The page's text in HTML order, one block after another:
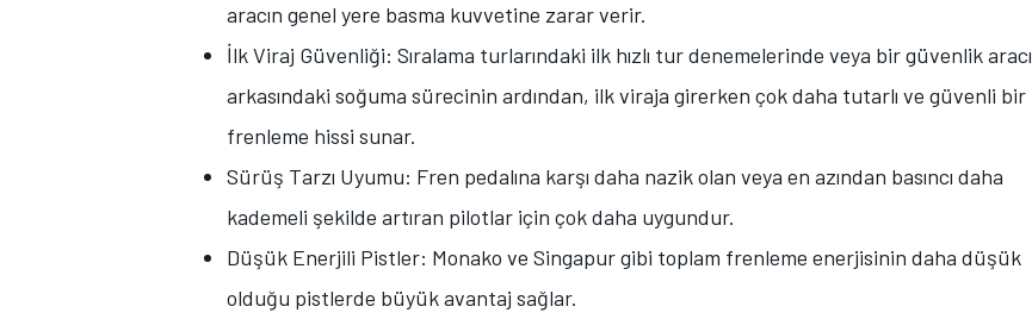
MOTOSİKLET
aracın genel yere basma kuvvetine zarar verir.
İlk Viraj Güvenliği: Sıralama turlarındaki ilk hızlı tur denemelerinde veya bir güvenlik aracı
arkasındaki soğuma sürecinin ardından, ilk viraja girerken çok daha tutarlı ve güvenli bir
frenleme hissi sunar.
Sürüş Tarzı Uyumu: Fren pedalına karşı daha nazik olan veya en azından basıncı daha
kademeli şekilde artıran pilotlar için çok daha uygundur.
Düşük Enerjili Pistler: Monako ve Singapur gibi toplam frenleme enerjisinin daha düşük
olduğu pistlerde büyük avantaj sağlar.